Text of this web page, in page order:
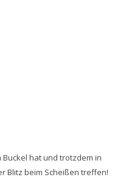
hat und trotzdem in
Blitz beim Scheißen treffen!